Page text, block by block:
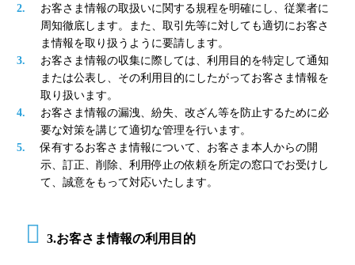
お客さま情報の取扱いに関する規程を明確にし、従業者に
周知徹底します。また、取引先等に対しても適切にお客さ
ま情報を取り扱うように要請します。
お客さま情報の収集に際しては、利用目的を特定して通知
または公表し、その利用目的にしたがってお客さま情報を
取り扱います。
お客さま情報の漏洩、紛失、改ざん等を防止するために必
要な対策を講じて適切な管理を行います。
保有するお客さま情報について、お客さま本人からの開
示、訂正、削除、利用停止の依頼を所定の窓口でお受けし
て、誠意をもって対応いたします。
3.お客さま情報の利用目的